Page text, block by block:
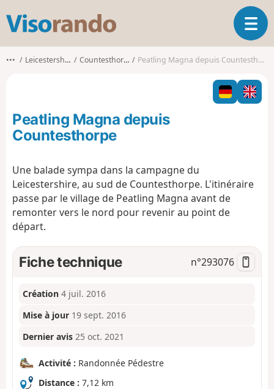
s
o
o
O
u
v
i
r
l
g
n
••• Leicestershire Countesthorpe Peatling Magna depuis Countesthorpe
Peatling Magna depuis
Countesthorpe
Une balade sympa dans la campagne du
Leicestershire, au sud de Countesthorpe. L'itinéraire
passe par le village de Peatling Magna avant de
remonter vers le nord pour revenir au point de
départ.
Fiche technique n°293076
Création 4 juil. 2016
Mise à jour 19 sept. 2016
Dernier avis 25 oct. 2021
Activité : Randonnée Pédestre
Distance : 7,12 km